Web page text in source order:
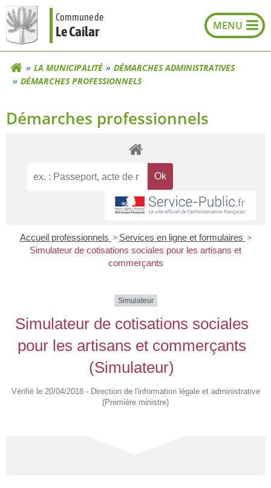
Aller
au
contenu
Commune de
Le Cailar
LA MUNICIPALITÉ
DÉMARCHES ADMINISTRATIVES
DÉMARCHES PROFESSIONNELS
Démarches professionnels
Accueil professionnels > Services en ligne et formulaires >
Simulateur de cotisations sociales pour les artisans et
commerçants
Simulateur
Simulateur de cotisations sociales
pour les artisans et commerçants
(Simulateur)
Vérifié le 20/04/2018 - Direction de l'information légale et administrative
(Première ministre)